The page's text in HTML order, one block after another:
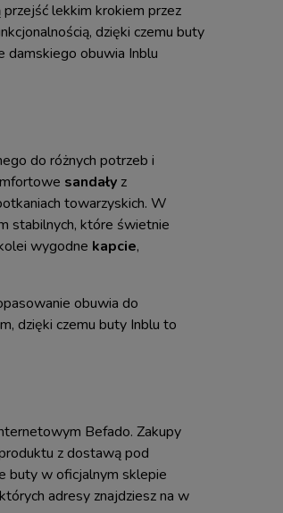
lekkim krokiem przez
dzięki czemu buty
damskiego obuwia Inblu
do różnych potrzeb i
sandały z
towarzyskich. W
stabilnych, które świetnie
wygodne kapcie,
obuwia do
dzięki czemu buty Inblu to
Befado. Zakupy
z dostawą pod
buty w oficjalnym sklepie
adresy znajdziesz na w